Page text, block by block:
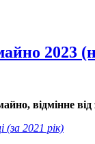
2023
відмінне від
(за 2021 рік)